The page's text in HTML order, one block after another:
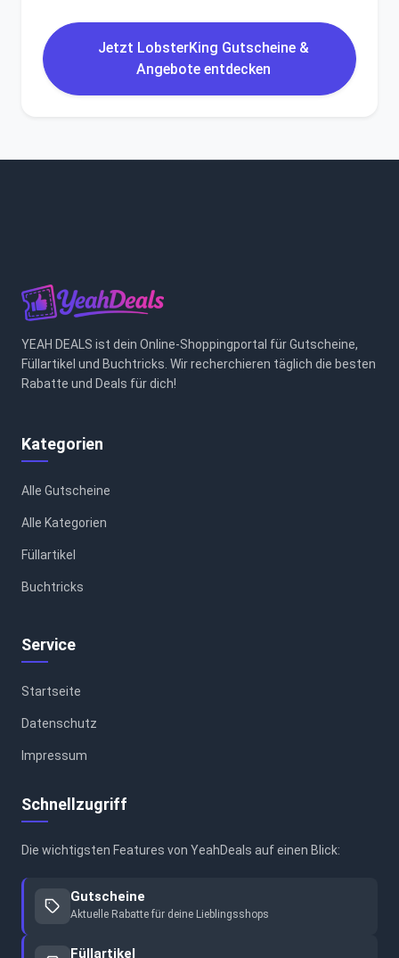
Jetzt LobsterKing Gutscheine &
Angebote entdecken
YEAH DEALS ist dein Online-Shoppingportal für Gutscheine,
Füllartikel und Buchtricks. Wir recherchieren täglich die besten
Rabatte und Deals für dich!
Kategorien
Alle Gutscheine
Alle Kategorien
Füllartikel
Buchtricks
Service
Startseite
Datenschutz
Impressum
Schnellzugriff
Die wichtigsten Features von YeahDeals auf einen Blick:
Gutscheine
Aktuelle Rabatte für deine Lieblingsshops
Füllartikel